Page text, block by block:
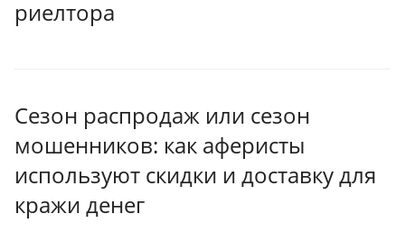
риелтора
Сезон распродаж или сезон
мошенников: как аферисты
используют скидки и доставку для
кражи денег